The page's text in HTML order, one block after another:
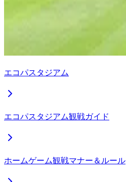
エコパスタジアム
エコパスタジアム観戦ガイド
ホームゲーム観戦マナー＆ルール